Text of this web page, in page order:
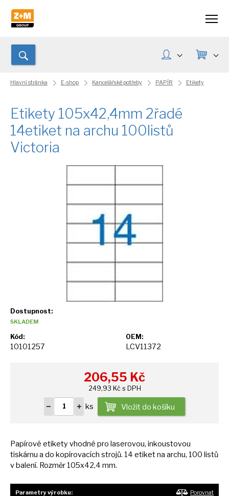
Hlavní stránka E-shop Kancelářské potřeby PAPÍR Etikety
Etikety 105x42,4mm 2řadé
14etiket na archu 100listů
Victoria
Dostupnost:
SKLADEM
Kód:
10101257
OEM:
LCV11372
206,55 Kč
249,93 Kč s DPH
ks Vložit do košíku
Papírové etikety vhodné pro laserovou, inkoustovou
tiskárnu a do kopírovacích strojů. 14 etiketna archu, 100 listů
vbalení. Rozměr 105x42,4 mm.
Parametry výrobku: Porovnat